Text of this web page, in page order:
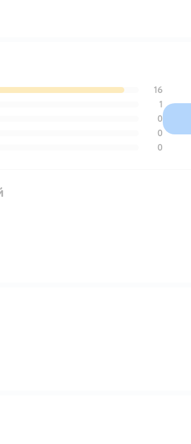
16
1
0
0
0